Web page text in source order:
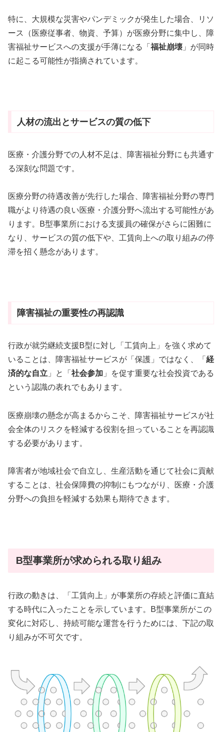
特に、大規模な災害やパンデミックが発生した場合、リソ
ース（医療従事者、物資、予算）が医療分野に集中し、障
害福祉サービスへの支援が手薄になる「 福祉崩壊」が同時
に起こる可能性が指摘されています。
人材の流出とサービスの質の低下
医療・介護分野での人材不足は、障害福祉分野にも共通す
る深刻な問題です。
医療分野の待遇改善が先行した場合、障害福祉分野の専門
職がより待遇の良い医療・介護分野へ流出する可能性があ
ります。B型事業所における支援員の確保がさらに困難に
なり、サービスの質の低下や、工賃向上への取り組みの停
滞を招く懸念があります。
障害福祉の重要性の再認識
行政が就労継続支援B型に対し「工賃向上」を強く求めて
いることは、障害福祉サービスが「保護」ではなく、「 経
済的な自立 」と「 社会参加 」を促す重要な社会投資である
という認識の表れでもあります。
医療崩壊の懸念が高まるからこそ、障害福祉サービスが社
会全体のリスクを軽減する役割を担っていることを再認識
する必要があります。
障害者が地域社会で自立し、生産活動を通じて社会に貢献
することは、社会保障費の抑制にもつながり、医療・介護
分野への負担を軽減する効果も期待できます。
B型事業所が求められる取り組み
行政の動きは、「工賃向上」が事業所の存続と評価に直結
する時代に入ったことを示しています。B型事業所がこの
変化に対応し、持続可能な運営を行うためには、下記の取
り組みが不可欠です。